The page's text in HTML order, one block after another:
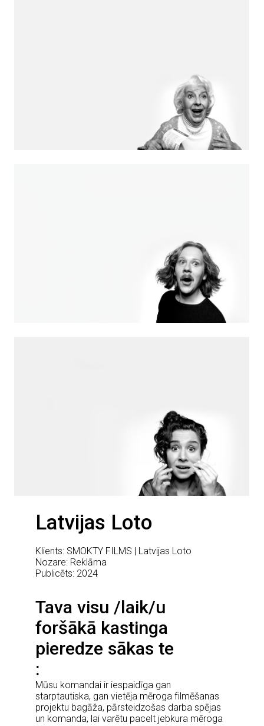
Latvijas Loto
Klients: SMOKTY FILMS | Latvijas Loto
Nozare: Reklāma
Publicēts: 2024
Tava visu /laik/u
foršākā kastinga
pieredze sākas te
Mūsu komandai ir iespaidīga gan
starptautiska, gan vietēja mēroga filmēšanas
projektu bagāža, pārsteidzošas darba spējas
un komanda, lai varētu pacelt jebkura mēroga